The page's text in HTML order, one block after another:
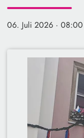
06. Juli 2026 ·